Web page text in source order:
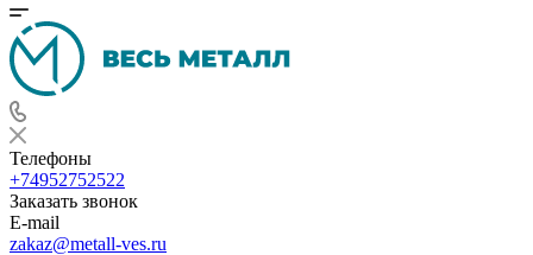
Телефоны
+74952752522
Заказать звонок
E-mail
zakaz@metall-ves.ru